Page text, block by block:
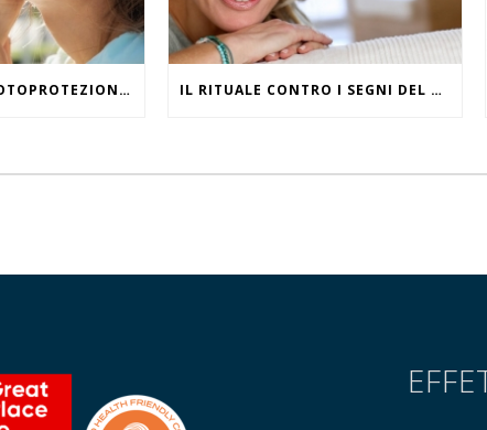
IDRATAZIONE E FOTOPROTEZIONE, WHAT ELSE? IL RITUALE CONTRO I SEGNI DEL TEMPO